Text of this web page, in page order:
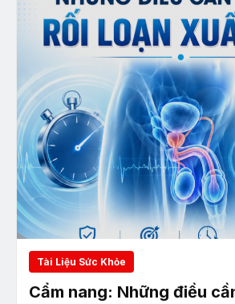
Tài Liệu Sức Khỏe
Cẩm nang: Những điều